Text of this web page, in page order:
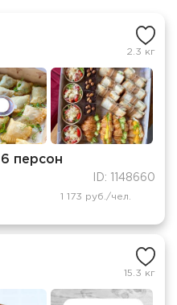
2.3 кг
персон
ID: 1148660
1 173 руб./чел.
15.3 кг